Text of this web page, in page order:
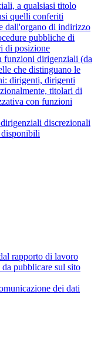
a qualsiasi titolo
quelli conferiti
dall'organo di indirizzo
pubbliche di
di posizione
funzioni dirigenziali (da
che distinguano le
dirigenti, dirigenti
titolari di
con funzioni
discrezionali
rapporto di lavoro
pubblicare sul sito
dei dati